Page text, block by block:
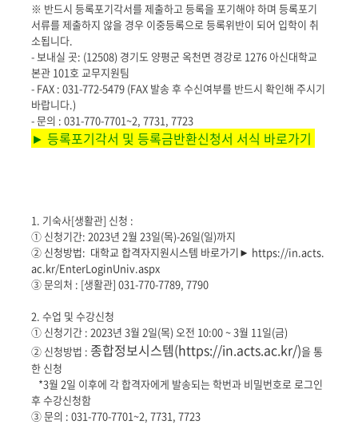
※ 반드시 등록포기각서를 제출하고 등록을 포기해야 하며 등록포기
서류를 제출하지 않을 경우 이중등록으로 등록위반이 되어 입학이 취
소됩니다.
- 보내실 곳: (12508) 경기도 양평군 옥천면 경강로 1276 아신대학교
본관 101호 교무지원팀
- FAX : 031-772-5479 (FAX 발송 후 수신여부를 반드시 확인해 주시기
바랍니다.)
- 문의 : 031-770-7701~2, 7731, 7723
► 등록포기각서 및 등록금반환신청서 서식 바로가기
1. 기숙사[생활관] 신청 :
① 신청기간: 2023년 2월 23일(목)-26일(일)까지
② 신청방법: 대학교 합격자지원시스템 바로가기► https://in.acts.
ac.kr/EnterLoginUniv.aspx
③ 문의처 : [생활관] 031-770-7789, 7790
2. 수업 및 수강신청
① 신청기간 : 2023년 3월 2일(목) 오전 10:00 ~ 3월 11일(금)
② 신청방법 : 종합정보시스템(https://in.acts.ac.kr/)을 통
한 신청
*3월 2일 이후에 각 합격자에게 발송되는 학번과 비밀번호로 로그인
후 수강신청함
③ 문의 : 031-770-7701~2, 7731, 7723